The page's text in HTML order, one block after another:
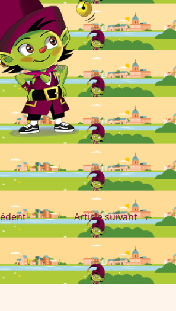
Article suivant→